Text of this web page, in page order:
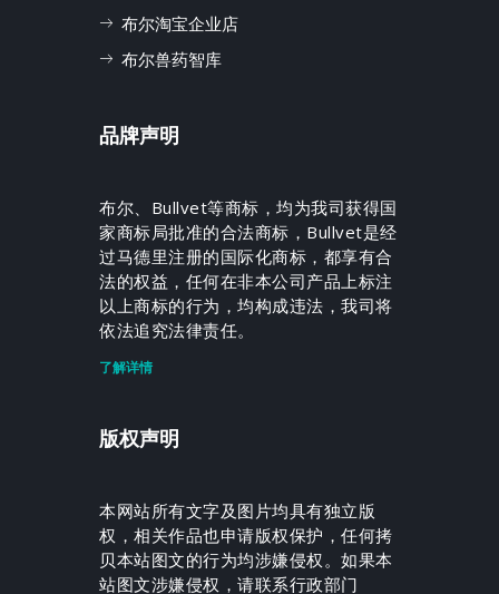
布尔淘宝企业店
布尔兽药智库
品牌声明
布尔、Bullvet等商标，均为我司获得国
家商标局批准的合法商标，Bullvet是经
过马德里注册的国际化商标，都享有合
法的权益，任何在非本公司产品上标注
以上商标的行为，均构成违法，我司将
依法追究法律责任。
了解详情
版权声明
本网站所有文字及图片均具有独立版
权，相关作品也申请版权保护，任何拷
贝本站图文的行为均涉嫌侵权。如果本
站图文涉嫌侵权，请联系行政部门